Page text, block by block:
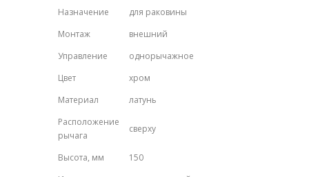
Назначение
для раковины
Монтаж
внешний
Управление
однорычажное
Цвет
хром
Материал
латунь
Расположение
рычага
сверху
Высота, мм
150